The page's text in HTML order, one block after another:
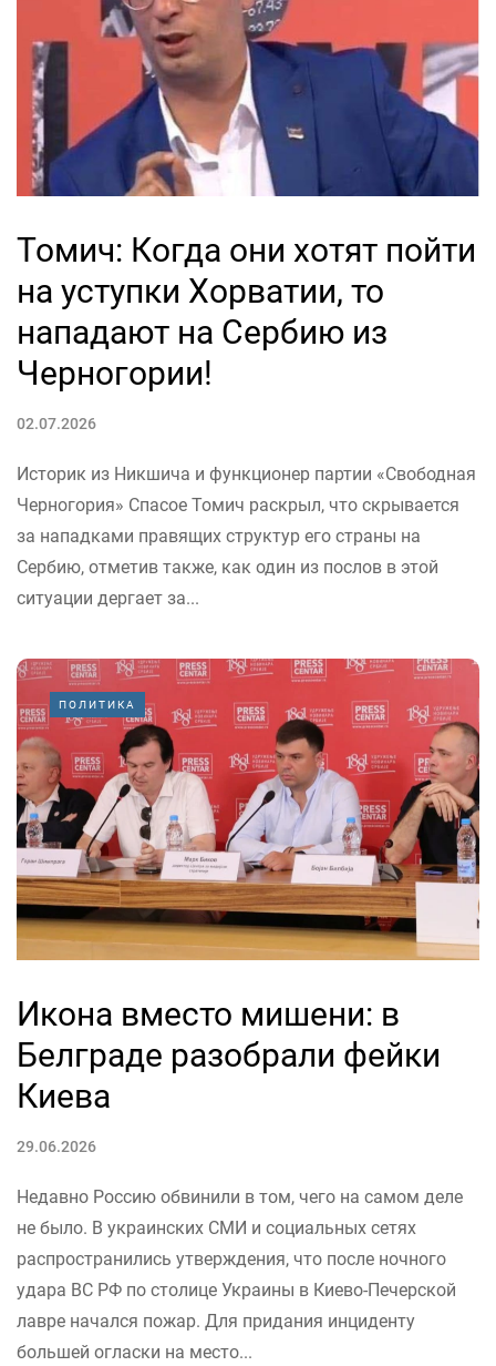
Томич: Когда они хотят пойти
на уступки Хорватии, то
нападают на Сербию из
Черногории!
02.07.2026
Историк из Никшича и функционер партии «Свободная
Черногория» Спасое Томич раскрыл, что скрывается
за нападками правящих структур его страны на
Сербию, отметив также, как один из послов в этой
ситуации дергает за...
ПОЛИТИКА
Икона вместо мишени: в
Белграде разобрали фейки
Киева
29.06.2026
Недавно Россию обвинили в том, чего на самом деле
не было. В украинских СМИ и социальных сетях
распространились утверждения, что после ночного
удара ВС РФ по столице Украины в Киево-Печерской
лавре начался пожар. Для придания инциденту
большей огласки на место...